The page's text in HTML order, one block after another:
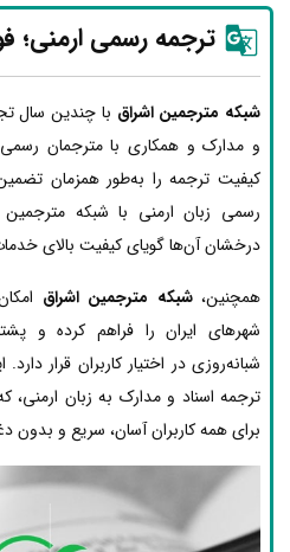
ترجمه رسمی ارمنی؛
شبکه مترجمین اشراق با چندین سال
و مدارک و همکاری با مترجمان
کیفیت ترجمه را به‌طور همزمان
رسمی زبان ارمنی با شبکه
درخشان آن‌ها گویای کیفیت بالای
همچنین،شبکه مترجمین اشراق
شهرهای ایران را فراهم کرده و
شبانه‌روزی در اختیار کاربران قرار
ترجمه اسناد و مدارک به زبان ارمنی،
برای همه کاربران آسان، سریع و بدون